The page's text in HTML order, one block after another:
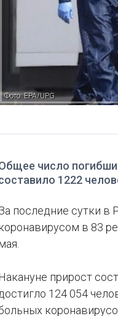
Фото: EPA/UPG
число
1222
последние сутки в
в 83
прирост
124 054